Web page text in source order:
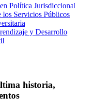
Política Jurisdiccional
los Servicios Públicos
y Desarrollo
historia,